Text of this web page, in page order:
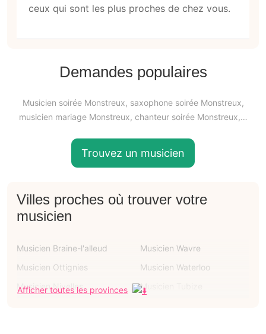
ceux qui sont les plus proches de chez vous.
Demandes populaires
Musicien soirée Monstreux, saxophone soirée Monstreux,
musicien mariage Monstreux, chanteur soirée Monstreux,…
Trouvez un musicien
Villes proches où trouver votre
musicien
Musicien Braine-l'alleud
Musicien Wavre
Musicien Ottignies
Musicien Waterloo
Musicien Nivelles
Musicien Tubize
Afficher toutes les provinces